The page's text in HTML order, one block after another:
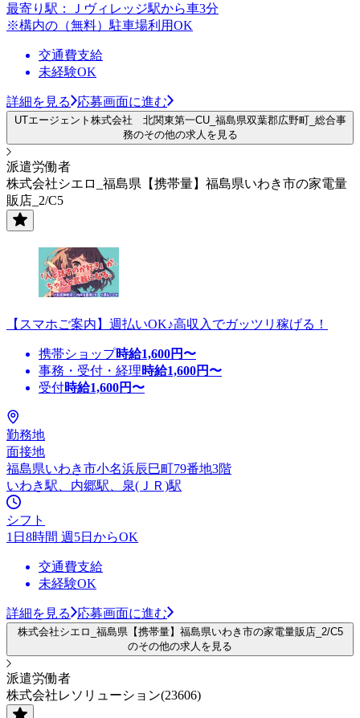
最寄り駅：Ｊヴィレッジ駅から車3分
※構内の（無料）駐車場利用OK
交通費支給
未経験OK
詳細を見る 応募画面に進む
UTエージェント株式会社 北関東第一CU_福島県双葉郡広野町_総合事
務のその他の求人を見る
派遣労働者
株式会社シエロ_福島県【携帯量】福島県いわき市の家電量
販店_2/C5
【スマホご案内】週払いOK♪高収入でガッツリ稼げる！
携帯ショップ時給1,600円〜
事務・受付・経理時給1,600円〜
受付時給1,600円〜
勤務地
面接地
福島県いわき市小名浜辰巳町79番地3階
いわき駅、内郷駅、泉(ＪＲ)駅
シフト
1日8時間 週5日からOK
交通費支給
未経験OK
詳細を見る 応募画面に進む
株式会社シエロ_福島県【携帯量】福島県いわき市の家電量販店_2/C5
のその他の求人を見る
派遣労働者
株式会社レソリューション(23606)